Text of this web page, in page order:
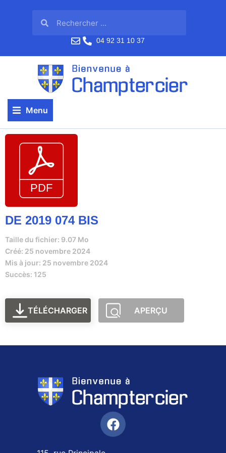
04 92 31 10 37
Menu
DE 2019 074 BIS
Taille du fichier: 9.07 Mo
Créé: 25 novembre 2024
Mis à jour: 25 novembre 2024
Succès: 125
TÉLÉCHARGER APERÇU